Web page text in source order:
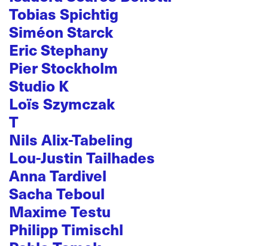
Tobias Spichtig
Siméon Starck
Eric Stephany
Pier Stockholm
Studio K
Loïs Szymczak
T
Nils Alix-Tabeling
Lou-Justin Tailhades
Anna Tardivel
Sacha Teboul
Maxime Testu
Philipp Timischl